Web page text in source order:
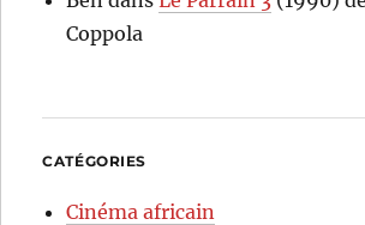
Coppola
CATÉGORIES
Cinéma africain